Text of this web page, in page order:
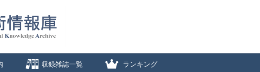
収録雑誌一覧 ランキング